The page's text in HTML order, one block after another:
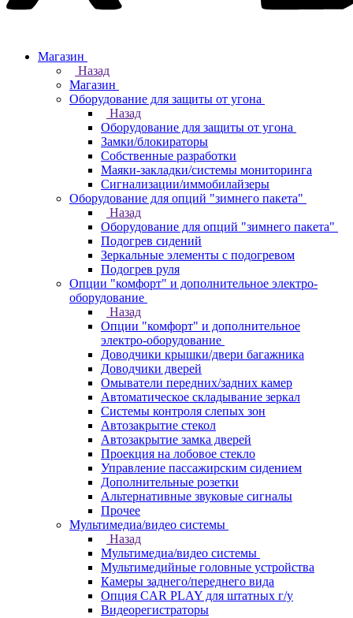
Магазин
Назад
Магазин
Оборудование для защиты от угона
Назад
Оборудование для защиты от угона
Замки/блокираторы
Собственные разработки
Маяки-закладки/системы мониторинга
Сигнализации/иммобилайзеры
Оборудование для опций "зимнего пакета"
Назад
Оборудование для опций "зимнего пакета"
Подогрев сидений
Зеркальные элементы с подогревом
Подогрев руля
Опции "комфорт" и дополнительное электро-
оборудование
Назад
Опции "комфорт" и дополнительное
электро-оборудование
Доводчики крышки/двери багажника
Доводчики дверей
Омыватели передних/задних камер
Автоматическое складывание зеркал
Системы контроля слепых зон
Автозакрытие стекол
Автозакрытие замка дверей
Проекция на лобовое стекло
Управление пассажирским сидением
Дополнительные розетки
Альтернативные звуковые сигналы
Прочее
Мультимедиа/видео системы
Назад
Мультимедиа/видео системы
Мультимедийные головные устройства
Камеры заднего/переднего вида
Опция CAR PLAY для штатных г/у
Видеорегистраторы